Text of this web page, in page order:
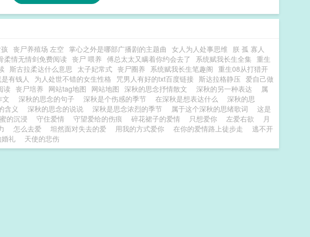
丧尸养殖场 左空 掌心之外是哪部广播剧的主题曲 女人为人处事思维 朕 孤 寡人
柔情无情剑免费阅读 丧尸 喂养 傅总太太又瞒着你约会去了 系统赋我长生全集 重生
斯古拉柔达什么意思 太子妃常式 丧尸圈养 系统赋我长生笔趣阁 重生08从打猎开
有钱人 为人处世不错的女生性格 咒男人有好的txt百度链接 斯达拉格静压 爱自己做
读 丧尸培养 网站tag地图 网站地图 深秋的思念抒情散文 深秋的另一种表达
属
文 深秋的思念的句子 深秋是个伤感的季节 在深秋是想表达什么
深秋的思
含义 深秋的思念的说说 深秋是思念浓烈的季节 属于这个深秋的思绪歌词
这是
的沉浸 守住爱情 守望爱给的伤痕 碎花裙子的爱情 只想爱你 左爱右欲
月
怎么去爱 坦然面对失去的爱 用我的方式爱你 在你的爱情路上徒步走
逃不开
礼 天使的悲伤